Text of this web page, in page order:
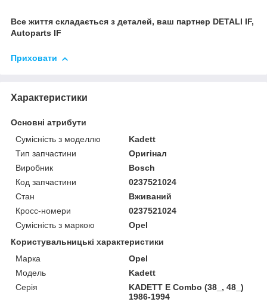
Все життя складається з деталей, ваш партнер DETALI IF,
Autoparts IF
Приховати
Характеристики
Основні атрибути
Сумісність з моделлю
Kadett
Тип запчастини
Оригінал
Виробник
Bosch
Код запчастини
0237521024
Стан
Вживаний
Кросс-номери
0237521024
Сумісність з маркою
Opel
Користувальницькі характеристики
Марка
Opel
Модель
Kadett
Серія
KADETT E Combo (38_, 48_)
1986-1994